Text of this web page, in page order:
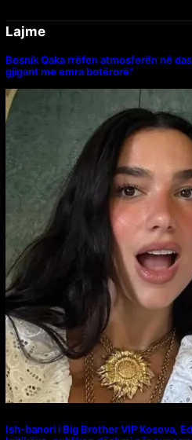
Lajme
Besnik Qaka rrëfen atmosferën në
gjigant me emra botërorë”
Ish-banori i Big Brother VIP Kosova,